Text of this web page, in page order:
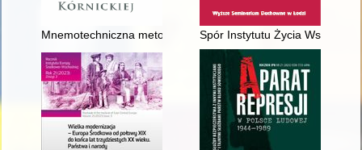
Mnemotechniczna metoda nauczania historii gen. Józefa
Spór Instytutu Życia